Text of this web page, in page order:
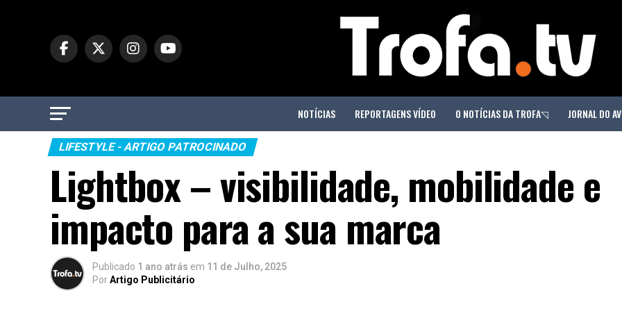
NOTÍCIAS REPORTAGENS VÍDEO O NOTÍCIAS DA TROFA◹ JORNAL DO
LIFESTYLE - ARTIGO PATROCINADO
Lightbox – visibilidade, mobilidade e
impacto para a sua marca
Publicado 1 ano atrás em 11 de Julho, 2025
PorArtigo Publicitário